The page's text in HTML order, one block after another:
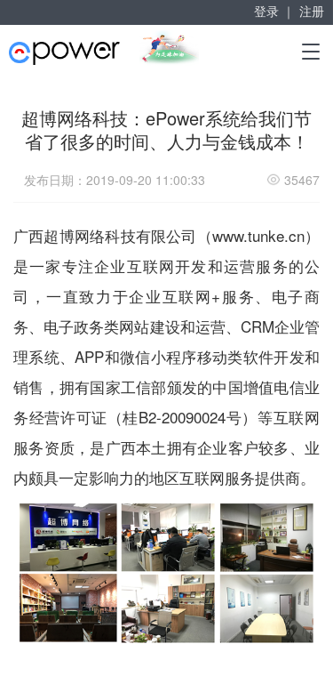
T
a
t
o
n
赋能“大众创业”
掘金万亿企业服务市场！
登录 ｜ 注册
超博网络科技：ePower系统给我们节
省了很多的时间、人力与金钱成本！
发布日期：2019-09-20 11:00:33 35467
广西超博网络科技有限公司（www.tunke.cn）
是一家专注企业互联网开发和运营服务的公
司，一直致力于企业互联网+服务、电子商
务、电子政务类网站建设和运营、CRM企业管
理系统、APP和微信小程序移动类软件开发和
销售，拥有国家工信部颁发的中国增值电信业
务经营许可证（桂B2-20090024号）等互联网
服务资质，是广西本土拥有企业客户较多、业
内颇具一定影响力的地区互联网服务提供商。